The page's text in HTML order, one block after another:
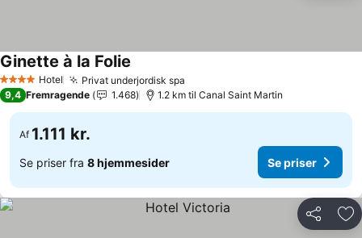
4 StjernerHotel Privat underjordisk spa
Ginette à la Folie
9,4 Fremragende 1.468 1.2 km til Canal Saint Martin
Af 1.111 kr.
Se priser fra 8 hjemmesider Se priser
Del